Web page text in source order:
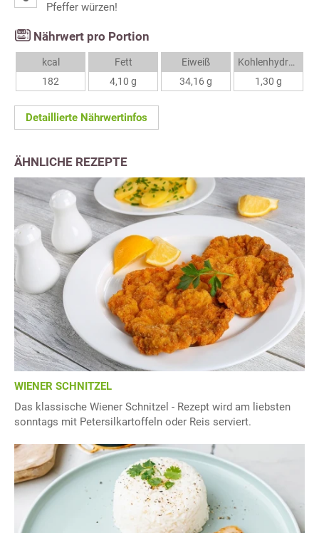
Pfeffer würzen!
Nährwert pro Portion
kcal
182
Fett
4,10 g
Eiweiß
34,16 g
Kohlenhydrate
1,30 g
Detaillierte Nährwertinfos
ÄHNLICHE REZEPTE
WIENER SCHNITZEL
Das klassische Wiener Schnitzel - Rezept wird am liebsten
sonntags mit Petersilkartoffeln oder Reis serviert.